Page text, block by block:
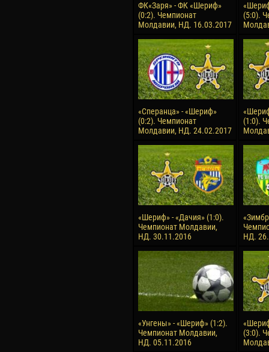
ФК«Заря» - ФК «Шериф»
(0:2). Чемпионат
Молдавии, НД. 16.03.2017
(5:0).
«Сперанца» - «Шериф»
(0:2). Чемпионат
Молдавии, НД. 24.02.2017
(1:0).
«Шериф» - «Дачия» (1:0).
Чемпионат Молдавии,
НД. 30.11.2016
НД.
«Унгены» - «Шериф» (1:2).
Чемпионат Молдавии,
НД. 05.11.2016
(3:0).